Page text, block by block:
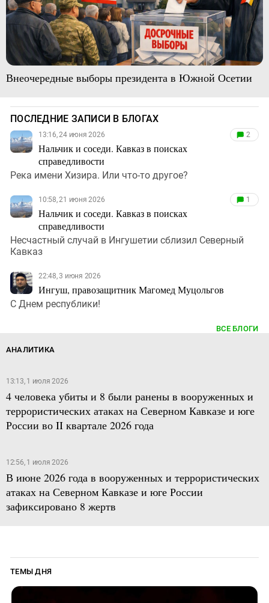
Внеочередные выборы президента в Южной Осетии
ПОСЛЕДНИЕ ЗАПИСИ В БЛОГАХ
13:16, 24 июня 2026
Нальчик и соседи. Кавказ в поисках
справедливости
2
Река имени Хизира. Или что-то другое?
10:58, 21 июня 2026
Нальчик и соседи. Кавказ в поисках
справедливости
1
Несчастный случай в Ингушетии сблизил Северный
Кавказ
22:48, 3 июня 2026
Ингуш, правозащитник Магомед Муцольгов
С Днем республики!
ВСЕ БЛОГИ
АНАЛИТИКА
13:13, 1 июля 2026
4 человека убиты и 8 были ранены в вооруженных и
террористических атаках на Северном Кавказе и юге
России во II квартале 2026 года
12:56, 1 июля 2026
В июне 2026 года в вооруженных и террористических
атаках на Северном Кавказе и юге России
зафиксировано 8 жертв
ТЕМЫ ДНЯ